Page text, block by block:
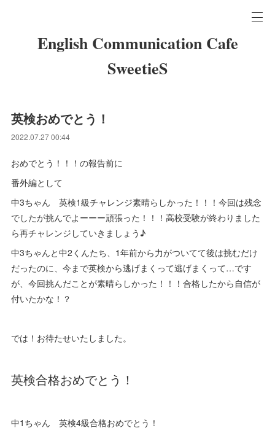
English Communication Cafe
SweetieS
英検おめでとう！
2022.07.27 00:44
おめでとう！！！の報告前に
番外編として
中3ちゃん 英検1級チャレンジ素晴らしかった！！！今回は残念
でしたが挑んでよーーー頑張った！！！高校受験が終わりました
ら再チャレンジしていきましょう♪
中3ちゃんと中2くんたち、1年前から力がついてて後は挑むだけ
だったのに、今まで英検から逃げまくって逃げまくって…です
が、今回挑んだことが素晴らしかった！！！合格したから自信が
付いたかな！？
では！お待たせいたしました。
英検合格おめでとう！
中1ちゃん 英検4級合格おめでとう！